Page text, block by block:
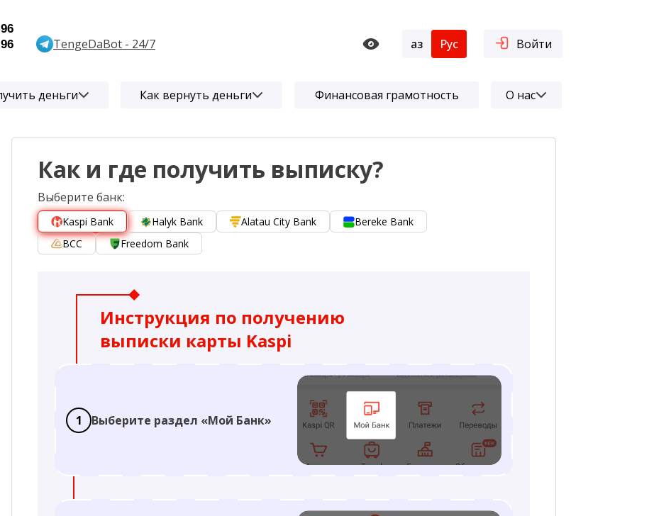
TengeDaBot - 24/7 Қаз Рус Войти
деньги Как вернуть деньги Финансовая грамотность О нас
Как и где получить выписку?
Выберите банк:
Kaspi Bank Halyk Bank Alatau City Bank
Bereke Bank
BCC
Freedom Bank
Инструкция по получению
выписки карты Kaspi
1 Выберите раздел «Мой Банк»